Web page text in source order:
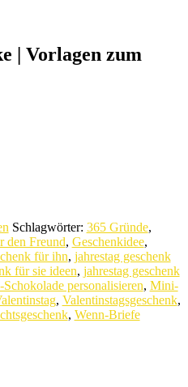
| Vorlagen zum
Schlagwörter: 365 Gründe,
den Freund, Geschenkidee,
für ihn, jahrestag geschenk
für sie ideen, jahrestag geschenk
personalisieren, Mini-
, Valentinstagsgeschenk,
, Wenn-Briefe